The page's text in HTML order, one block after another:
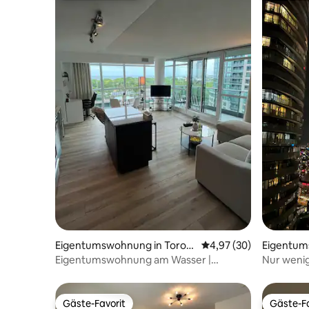
Eigentumswohnung in Toron
to
Durchschnittliche
4,97 (30)
Eigentumswohnung am Wasser |
Parkplätze
nto
Nur
+
Gäste-Favorit Gäste-